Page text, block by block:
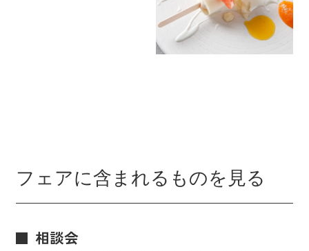
フェアに含まれるものを見る
相談会